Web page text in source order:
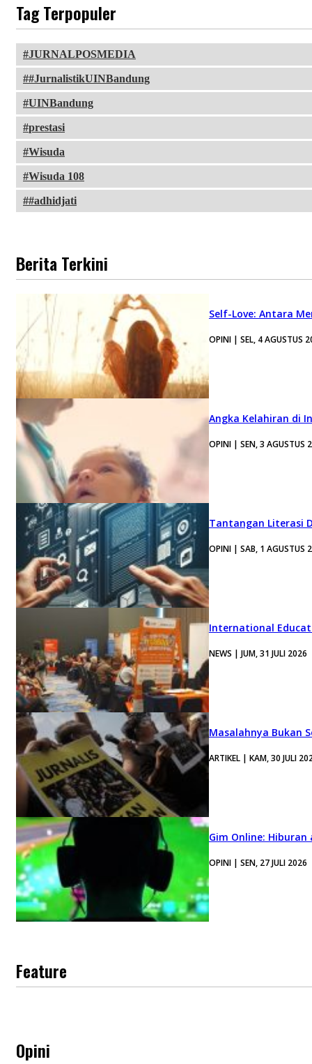
Tag Terpopuler
JURNALPOSMEDIA
#JurnalistikUINBandung
UINBandung
prestasi
Wisuda
Wisuda 108
#adhidjati
Berita Terkini
Self-Love: Antara
OPINI | SEL, 4 AGUSTUS
Angka Kelahiran di
OPINI | SEN, 3 AGUSTUS
Tantangan Literasi
OPINI | SAB, 1 AGUSTUS
International
NEWS | JUM, 31 JULI 2026
Masalahnya Bukan
ARTIKEL | KAM, 30 JULI
Gim Online:
OPINI | SEN, 27 JULI 2026
Feature
Opini